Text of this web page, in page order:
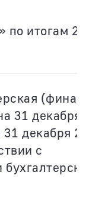
по итогам
31 декабря
декабря
с